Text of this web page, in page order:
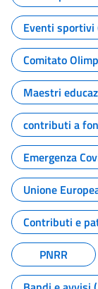
Eventi sportivi
Comitato
Maestri
contributi a
Emergenza
Unione
Contributi e
PNRR